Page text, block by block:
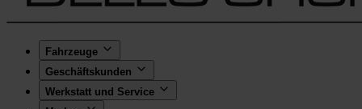
Fahrzeuge
Geschäftskunden
Werkstatt und Service